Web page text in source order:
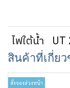
ไฟใต้น้ำ UT
สินค้าที่เกี่ยว
สั่งจองล่วงหน้า